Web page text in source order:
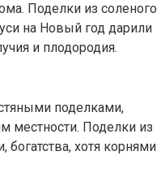
Поделки из соленого
на Новый год дарили
и плодородия.
поделками,
местности. Поделки из
богатства, хотя корнями